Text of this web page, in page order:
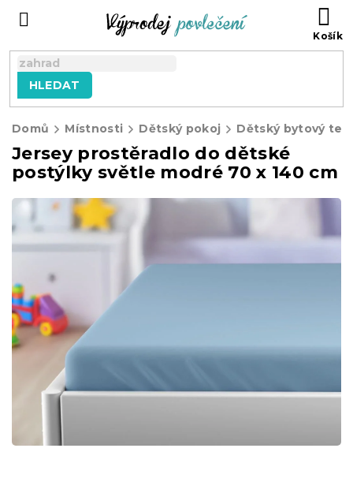
HLEDAT
Domů Místnosti Dětský pokoj Dětský bytový
Jersey prostěradlo do dětské
postýlky světle modré 70 x 140 cm